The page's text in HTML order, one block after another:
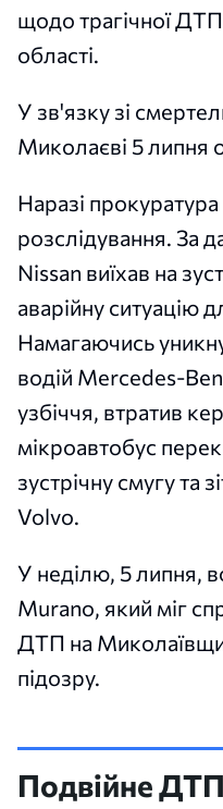
щодо трагічної
області.
У зв'язку зі
Миколаєві 5 липня
Наразі прокуратура
розслідування. За
Nissan виїхав на
аварійну ситуацію
Намагаючись
водій Mercedes-
узбіччя, втратив
мікроавтобус
зустрічну смугу та
Volvo.
У неділю, 5 липня,
Murano, який міг
ДТП на
підозру.
Подвійне